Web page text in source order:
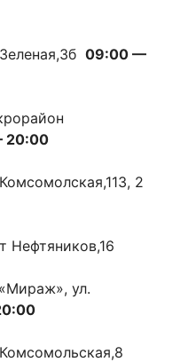
09:00 —
20:00
2
Нефтяников,16
ул.
Комсомольская,8